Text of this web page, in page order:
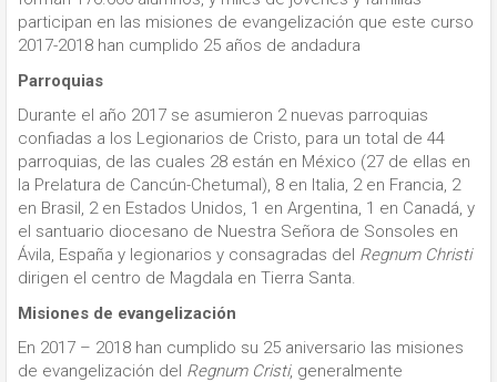
participan en las misiones de evangelización que este curso
2017-2018 han cumplido 25 años de andadura
Parroquias
Durante el año 2017 se asumieron 2 nuevas parroquias
confiadas a los Legionarios de Cristo, para un total de 44
parroquias, de las cuales 28 están en México (27 de ellas en
la Prelatura de Cancún-Chetumal), 8 en Italia, 2 en Francia, 2
en Brasil, 2 en Estados Unidos, 1 en Argentina, 1 en Canadá, y
el santuario diocesano de Nuestra Señora de Sonsoles en
Ávila, España y legionarios y consagradas del Regnum Christi
dirigen el centro de Magdala en Tierra Santa.
Misiones de evangelización
En 2017 – 2018 han cumplido su 25 aniversario las misiones
de evangelización del Regnum Cristi, generalmente